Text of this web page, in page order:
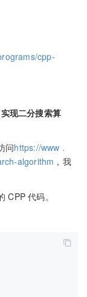
cpp-
实现二分搜索算
问https://www .
algorithm ，我
CPP 代码。